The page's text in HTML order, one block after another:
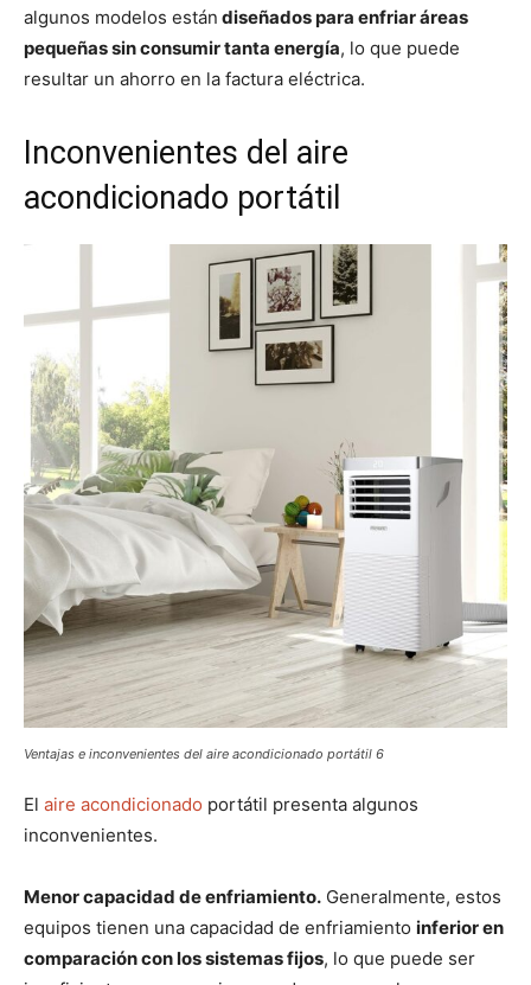
algunos modelos están diseñados para enfriar áreas
pequeñas sin consumir tanta energía, lo que puede
resultar un ahorro en la factura eléctrica.
Inconvenientes del aire
acondicionado portátil
Ventajas e inconvenientes del aire acondicionado portátil 6
El aire acondicionado portátil presenta algunos
inconvenientes.
Menor capacidad de enfriamiento. Generalmente, estos
equipos tienen una capacidad de enfriamiento inferior en
comparación con los sistemas fijos, lo que puede ser